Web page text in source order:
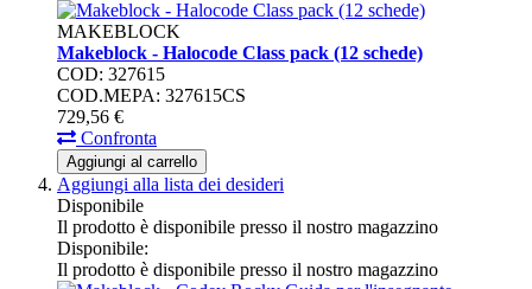
MAKEBLOCK
Makeblock - Halocode Class pack (12 schede)
COD: 327615
COD.MEPA: 327615CS
729,56 €
Confronta
Aggiungi al carrello
Aggiungi alla lista dei desideri
Disponibile
Il prodotto è disponibile presso il nostro magazzino
Disponibile:
Il prodotto è disponibile presso il nostro magazzino